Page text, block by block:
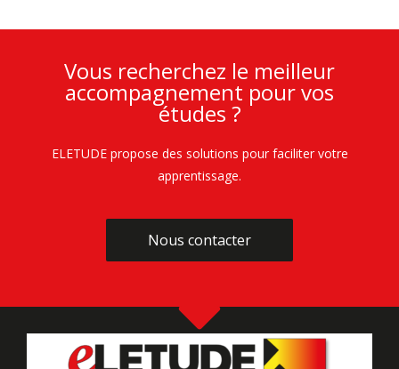
Vous recherchez le meilleur
accompagnement pour vos
études ?
ELETUDE propose des solutions pour faciliter votre
apprentissage.
Nous contacter
Nous contacter